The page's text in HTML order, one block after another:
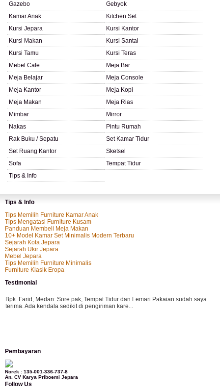
Gazebo
Gebyok
Kamar Anak
Kitchen Set
Kursi Jepara
Kursi Kantor
Kursi Makan
Kursi Santai
Kursi Tamu
Kursi Teras
Mebel Cafe
Meja Bar
Meja Belajar
Meja Console
Meja Kantor
Meja Kopi
Meja Makan
Meja Rias
Mimbar
Mirror
Nakas
Pintu Rumah
Rak Buku / Sepatu
Set Kamar Tidur
Set Ruang Kantor
Sketsel
Sofa
Tempat Tidur
Tips & Info
Tips & Info
Tips Memilih Furniture Kamar Anak
Tips Mengatasi Furniture Kusam
Panduan Membeli Meja Makan
10+ Model Kamar Set Minimalis Modern Terbaru
Sejarah Kota Jepara
Sejarah Ukir Jepara
Mebel Jepara
Tips Memilih Furniture Minimalis
Furniture Klasik Eropa
Testimonial
Bpk. Farid, Medan: Sore pak, Tempat Tidur dan Lemari Pakaian sudah saya
terima. Ada kendala sedikit di pengiriman kare...
kursi teras saya sudah saya terima dan p...
Pembayaran
Norek : 135-001-336-737-8
An. CV Karya Priboemi Jepara
Follow Us